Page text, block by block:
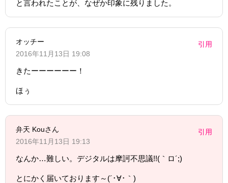
と言われたことが、なぜか印象に残りました。
オッチー
2016年11月13日 19:08
引用
きたーーーーーー！
ほぅ
弁天 Kouさん
2016年11月13日 19:13
引用
なんか…難しい。デジタルは摩訶不思議!!(｀ロ´;)
とにかく届いております～(´･∀･｀)